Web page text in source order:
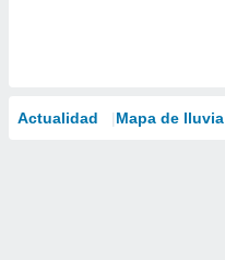
Actualidad Mapa de lluvia